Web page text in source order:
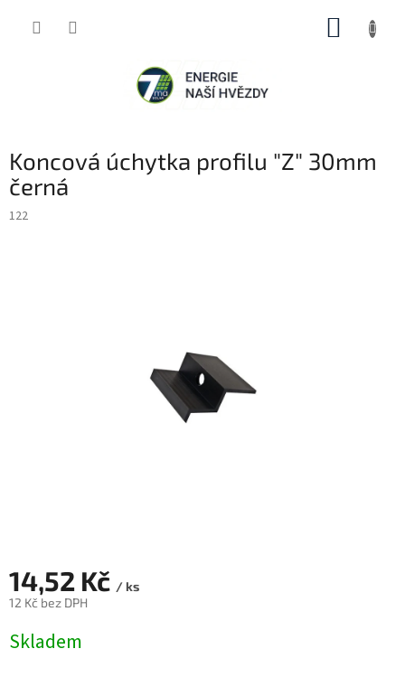
Koncová úchytka profilu "Z" 30mm
černá
122
14,52 Kč / ks
12 Kč bez DPH
cena:
Skladem